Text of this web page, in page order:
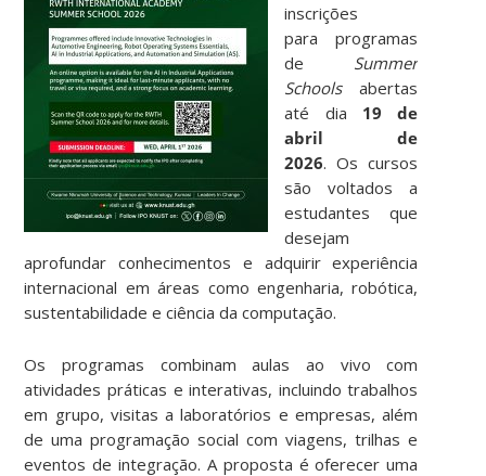
inscrições
para programas
de Summer
Schoolsabertas
até dia 19 de
abril de
2026. Os cursos
são voltados a
estudantes que
desejam
aprofundar conhecimentos e adquirir experiência
internacional em áreas como engenharia, robótica,
sustentabilidade e ciência da computação.
Os programas combinam aulas ao vivo com
atividades práticas e interativas, incluindo trabalhos
em grupo, visitas a laboratórios e empresas, além
de uma programação social com viagens, trilhas e
eventos de integração. A proposta é oferecer uma